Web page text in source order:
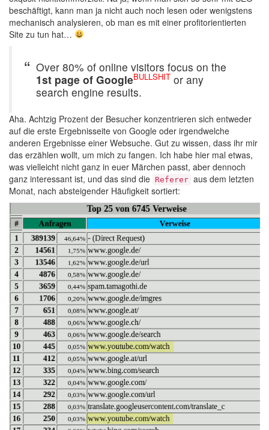
beschäftigt, kann man ja nicht auch noch lesen oder wenigstens
mechanisch analysieren, ob man es mit einer profitorientierten
Site zu tun hat…
Over 80% of online visitors focus on the
1st page of GoogleBULLSHIT or any
search engine results.
Aha. Achtzig Prozent der Besucher konzentrieren sich entweder
auf die erste Ergebnisseite von Google oder irgendwelche
anderen Ergebnisse einer Websuche. Gut zu wissen, dass ihr mir
das erzählen wollt, um mich zu fangen. Ich habe hier mal etwas,
was vielleicht nicht ganz in euer Märchen passt, aber dennoch
ganz interessant ist, und das sind die Referer aus dem letzten
Monat, nach absteigender Häufigkeit sortiert: